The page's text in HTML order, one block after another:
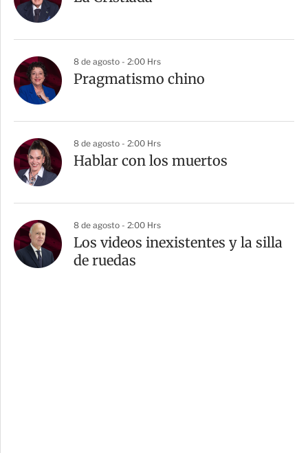
8 de agosto - 2:00 Hrs
Pragmatismo chino
8 de agosto - 2:00 Hrs
Hablar con los muertos
8 de agosto - 2:00 Hrs
Los videos inexistentes y la silla
de ruedas